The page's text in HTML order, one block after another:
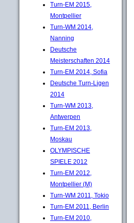
Turn-EM 2015,
Montpellier
Turn-WM 2014,
Nanning
Deutsche
Meisterschaften 2014
Turn-EM 2014, Sofia
Deutsche Turn-Ligen
2014
Turn-WM 2013,
Antwerpen
Turn-EM 2013,
Moskau
OLYMPISCHE
SPIELE 2012
Turn-EM 2012,
Montpellier (M)
Turn-WM 2011, Tokio
Turn-EM 2011, Berlin
Turn-EM 2010,